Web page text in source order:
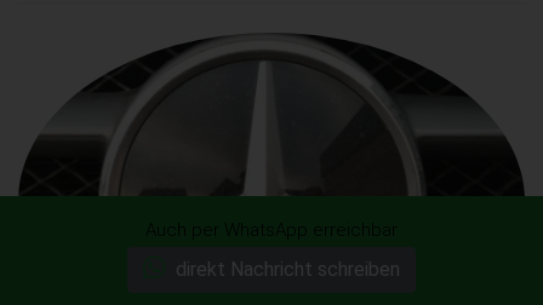
Auch per WhatsApp erreichbar
direkt Nachricht schreiben